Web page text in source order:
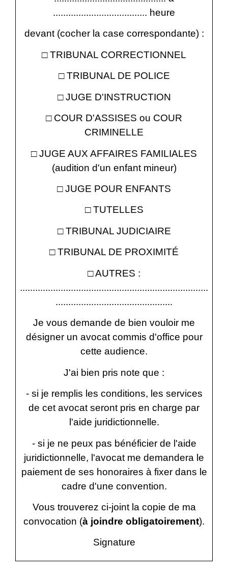
..................................... heure
devant (cocher la case correspondante) :
□ TRIBUNAL CORRECTIONNEL
□ TRIBUNAL DE POLICE
□ JUGE D'INSTRUCTION
□ COUR D'ASSISES ou COUR
CRIMINELLE
□ JUGE AUX AFFAIRES FAMILIALES
(audition d'un enfant mineur)
□ JUGE POUR ENFANTS
□ TUTELLES
□ TRIBUNAL JUDICIAIRE
□ TRIBUNAL DE PROXIMITÉ
□ AUTRES :
..........................................................................
..............................................
Je vous demande de bien vouloir me
désigner un avocat commis d'office pour
cette audience.
J'ai bien pris note que :
- si je remplis les conditions, les services
de cet avocat seront pris en charge par
l'aide juridictionnelle.
- si je ne peux pas bénéficier de l'aide
juridictionnelle, l'avocat me demandera le
paiement de ses honoraires à fixer dans le
cadre d'une convention.
Vous trouverez ci-joint la copie de ma
convocation (à joindre obligatoirement).
Signature